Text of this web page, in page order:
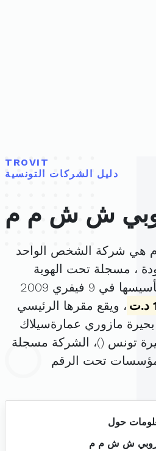
TROVIT
دليل الشركات التونسية
ش ش م م
شركة الشخص الواحد
، مسجلة تحت الهوية
. تم تأسيسها في 9 فيفري 2009
، ويقع مقرها الرئيسي
مازوري عمارةسيلاك
)، الشركة مسجلة
تحت الرقم
حول
ش ش م م